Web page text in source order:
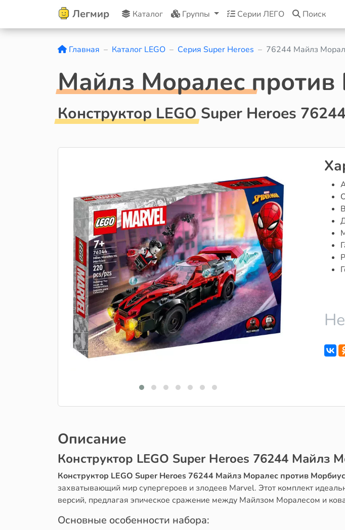
Легмир Каталог Группы Серии ЛЕГО Поиск
Главная Каталог LEGO Серия Super Heroes 76244 Майлз
Майлз Моралес против
Конструктор LEGO Super Heroes
Описание
Конструктор LEGO Super Heroes 76244 Майлз
Конструктор LEGO Super Heroes 76244 Майлз Моралес против
захватывающий мир супергероев и злодеев Marvel. Этот комплект
версий, предлагая эпическое сражение между Майлзом Моралесом и
Основные особенности набора: